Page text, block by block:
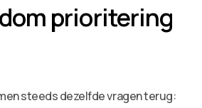
prioritering
steeds dezelfde vragen terug: